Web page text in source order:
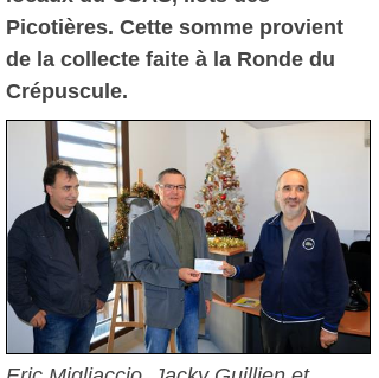
Picotières. Cette somme provient
de la collecte faite à la Ronde du
Crépuscule.